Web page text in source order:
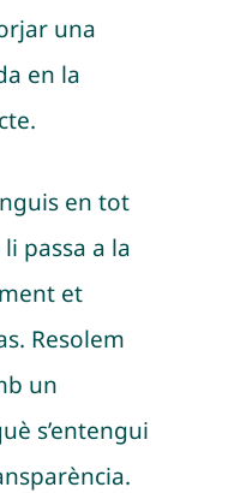
una
en la
en tot
passa a la
et
Resolem
un
s’entengui